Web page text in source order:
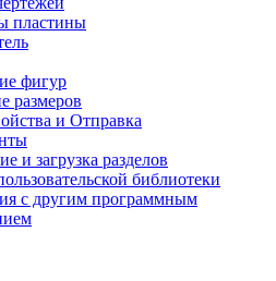
пластины
фигур
размеров
и Отправка
и загрузка разделов
библиотеки
с другим программным